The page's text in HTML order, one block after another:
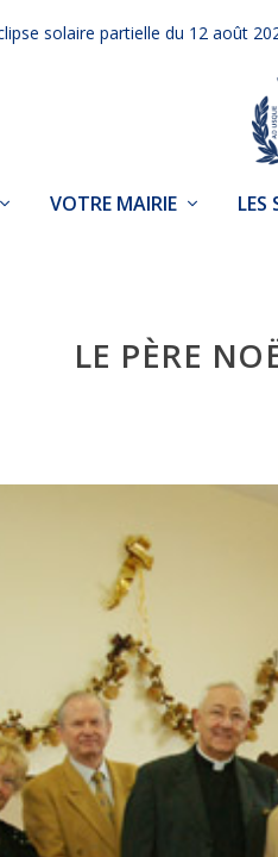
solaire partielle du 12 août
VOTRE MAIRIE LES
LE PÈRE